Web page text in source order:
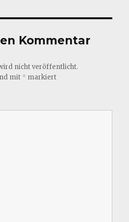
Kommentar
nicht veröffentlicht.
mit * markiert